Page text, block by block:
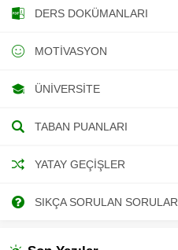
DERS DOKÜMANLARI
MOTIVASYON
ÜNIVERSITE
TABAN PUANLARI
YATAY GEÇIŞLER
SIKÇA SORULAN SORULAR